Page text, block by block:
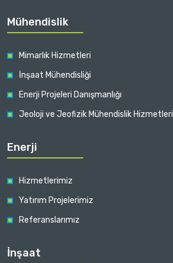
Mühendislik
Mimarlık Hizmetleri
İnşaat Mühendisliği
Enerji Projeleri Danışmanlığı
Jeoloji ve Jeofizik Mühendislik Hizmetleri
Enerji
Hizmetlerimiz
Yatırım Projelerimiz
Referanslarımız
İnşaat